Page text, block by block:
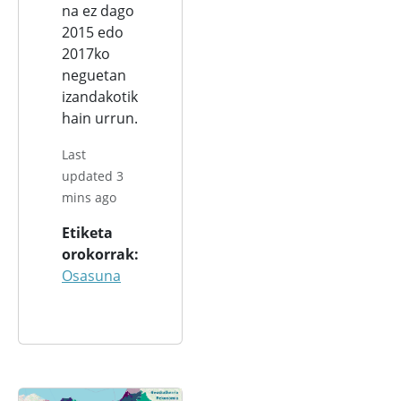
na ez dago
2015 edo
2017ko
neguetan
izandakotik
hain urrun.
Last
updated 3
mins ago
Etiketa
orokorrak
Osasuna